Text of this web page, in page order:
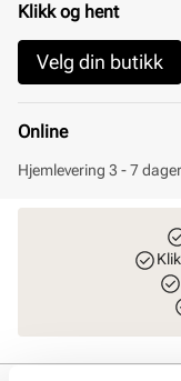
Klikk og hent
Velg din butikk
Online
Hjemlevering 3 - 7 dager